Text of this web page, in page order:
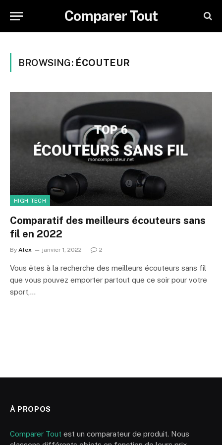
Comparer Tout
BROWSING: ÉCOUTEUR
HIGH TECH
Comparatif des meilleurs écouteurs sans
fil en 2022
By Alex janvier 1, 2022 2
Vous êtes à la recherche des meilleurs écouteurs sans fil
que vous pouvez emporter partout que ce soir pour votre
sport,…
À PROPOS
Comparer Tout est un comparateur de produit. Nous